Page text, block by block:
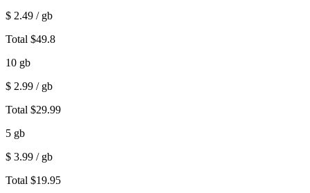
$ 2.49 / gb
Total $49.8
10 gb
$ 2.99 / gb
Total $29.99
5 gb
$ 3.99 / gb
Total $19.95